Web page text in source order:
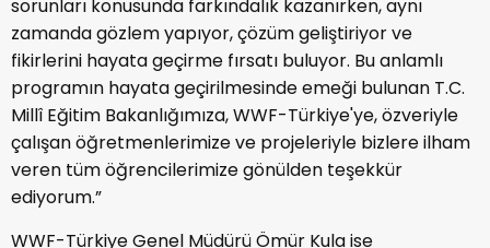
sorunları konusunda farkındalık kazanırken, aynı
zamanda gözlem yapıyor, çözüm geliştiriyor ve
fikirlerini hayata geçirme fırsatı buluyor. Bu anlamlı
programın hayata geçirilmesinde emeği bulunan T.C.
Millî Eğitim Bakanlığımıza, WWF-Türkiye'ye, özveriyle
çalışan öğretmenlerimize ve projeleriyle bizlere ilham
veren tüm öğrencilerimize gönülden teşekkür
ediyorum.”
WWF-Türkiye Genel Müdürü Ömür Kula ise